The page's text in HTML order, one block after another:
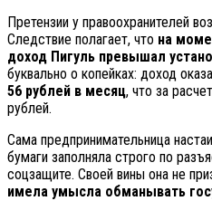
Претензии у правоохранителей
Следствие полагает, что на
доход Пигуль превышал
буквально о копейках: доход
56 рублей в месяц, что за
рублей.
Сама предпринимательница
бумаги заполняла строго по
соцзащите. Своей вины она не
имела умысла обманывать